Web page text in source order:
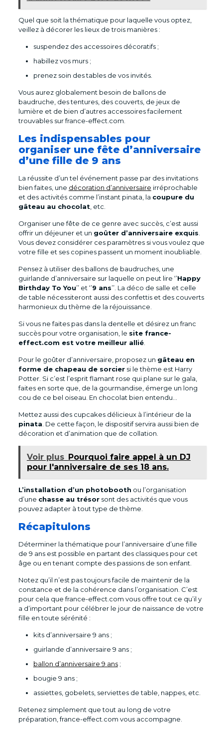
Quel que soit la thématique pour laquelle vous optez,
veillez à décorer les lieux de trois manières :
suspendez des accessoires décoratifs ;
habillez vos murs ;
prenez soin des tables de vos invités.
Vous aurez globalement besoin de ballons de
baudruche, des tentures, des couverts, de jeux de
lumière et de bien d’autres accessoires facilement
trouvables sur france-effect.com.
Les indispensables pour
organiser une fête d’anniversaire
d’une fille de 9 ans
La réussite d’un tel événement passe par des invitations
bien faites, une décoration d’anniversaire irréprochable
et des activités comme l’instant pinata, la coupure du
gâteau au chocolat, etc.
Organiser une fête de ce genre avec succès, c’est aussi
offrir un déjeuner et un goûter d’anniversaire exquis.
Vous devez considérer ces paramètres si vous voulez que
votre fille et ses copines passent un moment inoubliable.
Pensez à utiliser des ballons de baudruches, une
guirlande d’anniversaire sur laquelle on peut lire ‘’Happy
Birthday To You’’ et ‘’9 ans’’. La déco de salle et celle
de table nécessiteront aussi des confettis et des couverts
harmonieux du thème de la réjouissance.
Si vous ne faites pas dans la dentelle et désirez un franc
succès pour votre organisation, le site france-
effect.com est votre meilleur allié.
Pour le goûter d’anniversaire, proposez un gâteau en
forme de chapeau de sorciersi le thème est Harry
Potter. Si c’est l’esprit flamant rose qui plane sur le gala,
faites en sorte que, de la gourmandise, émerge un long
cou de ce bel oiseau. En chocolat bien entendu…
Mettez aussi des cupcakes délicieux à l’intérieur de la
pinata. De cette façon, le dispositif servira aussi bien de
décoration et d’animation que de collation.
Voir plus Pourquoi faire appel à un DJ
pour l'anniversaire de ses 18 ans.
L’installation d’un photobooth ou l’organisation
d’une chasse au trésorsont des activités que vous
pouvez adapter à tout type de thème.
Récapitulons
Déterminer la thématique pour l’anniversaire d’une fille
de 9 ans est possible en partant des classiques pour cet
âge ou en tenant compte des passions de son enfant.
Notez qu’il n’est pas toujours facile de maintenir de la
constance et de la cohérence dans l’organisation. C’est
pour cela que france-effect.com vous offre tout ce qu’il y
a d’important pour célébrer le jour de naissance de votre
fille en toute sérénité :
kits d’anniversaire 9 ans ;
guirlande d’anniversaire 9 ans ;
ballon d’anniversaire 9 ans;
bougie 9 ans ;
assiettes, gobelets, serviettes de table, nappes, etc.
Retenez simplement que tout au long de votre
préparation, france-effect.com vous accompagne.